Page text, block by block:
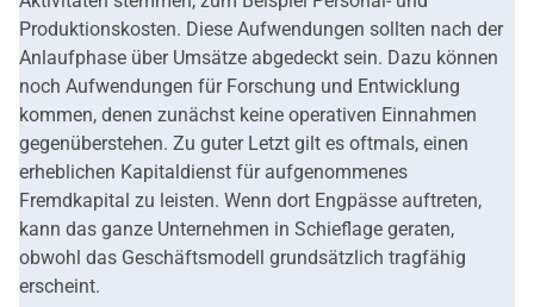
Produktionskosten. Diese Aufwendungen sollten nach der
Anlaufphase über Umsätze abgedeckt sein. Dazu können
noch Aufwendungen für Forschung und Entwicklung
kommen, denen zunächst keine operativen Einnahmen
gegenüberstehen. Zu guter Letzt gilt es oftmals, einen
erheblichen Kapitaldienst für aufgenommenes
Fremdkapital zu leisten. Wenn dort Engpässe auftreten,
kann das ganze Unternehmen in Schieflage geraten,
obwohl das Geschäftsmodell grundsätzlich tragfähig
erscheint.